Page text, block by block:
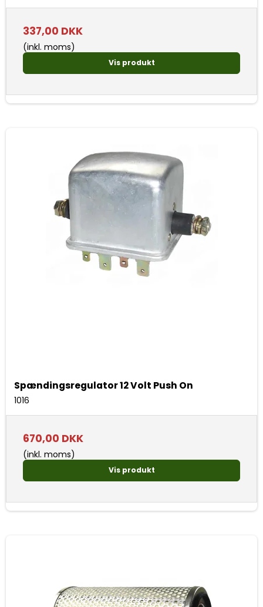
337,00 DKK
(inkl. moms)
Vis produkt
Spændingsregulator 12 Volt Push On
1016
670,00 DKK
(inkl. moms)
Vis produkt